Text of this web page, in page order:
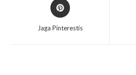
Jaga Pinterestis